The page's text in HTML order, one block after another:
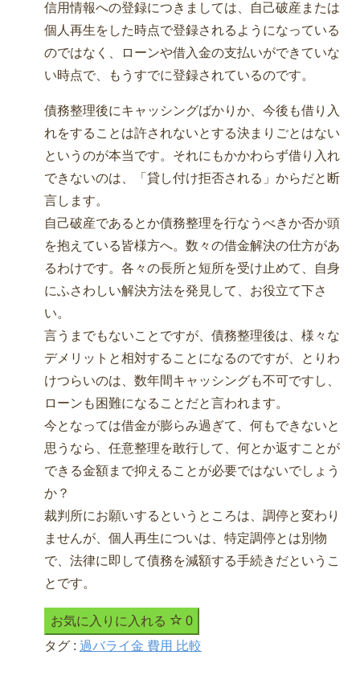
信用情報への登録につきましては、自己破産または
個人再生をした時点で登録されるようになっている
のではなく、ローンや借入金の支払いができていな
い時点で、もうすでに登録されているのです。
債務整理後にキャッシングばかりか、今後も借り入
れをすることは許されないとする決まりごとはない
というのが本当です。それにもかかわらず借り入れ
できないのは、「貸し付け拒否される」からだと断
言します。
自己破産であるとか債務整理を行なうべきか否か頭
を抱えている皆様方へ。数々の借金解決の仕方があ
るわけです。各々の長所と短所を受け止めて、自身
にふさわしい解決方法を発見して、お役立て下さ
い。
言うまでもないことですが、債務整理後は、様々な
デメリットと相対することになるのですが、とりわ
けつらいのは、数年間キャッシングも不可ですし、
ローンも困難になることだと言われます。
今となっては借金が膨らみ過ぎて、何もできないと
思うなら、任意整理を敢行して、何とか返すことが
できる金額まで抑えることが必要ではないでしょう
か？
裁判所にお願いするというところは、調停と変わり
ませんが、個人再生についは、特定調停とは別物
で、法律に即して債務を減額する手続きだというこ
とです。
お気に入りに入れる
0
タグ : 過バライ金 費用 比較